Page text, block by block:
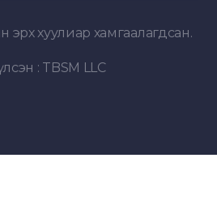
эрх хуулиар хамгаалагдсан.
: TBSM LLC